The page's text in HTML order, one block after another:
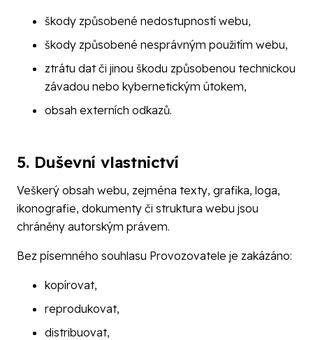
škody způsobené nedostupností webu,
škody způsobené nesprávným použitím webu,
ztrátu dat či jinou škodu způsobenou technickou
závadou nebo kybernetickým útokem,
obsah externích odkazů.
5. Duševní vlastnictví
Veškerý obsah webu, zejména texty, grafika, loga,
ikonografie, dokumenty či struktura webu jsou
chráněny autorským právem.
Bez písemného souhlasu Provozovatele je zakázáno:
kopírovat,
reprodukovat,
distribuovat,